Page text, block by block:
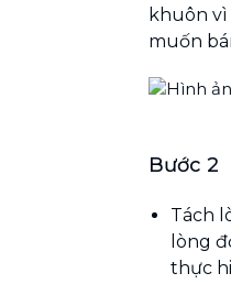
khuôn
muốn
Bước 2
Tách
lòng
thực